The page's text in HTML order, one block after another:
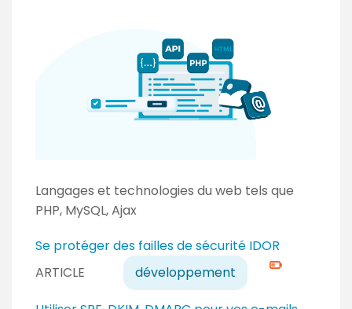
Langages et technologies du web tels que
PHP, MySQL, Ajax
ARTICLE développement
Se protéger des failles de sécurité IDOR
N
e